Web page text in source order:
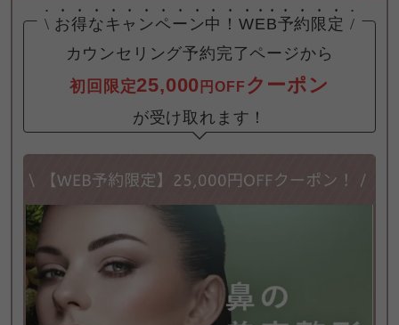
\ お得なキャンペーン中！WEB予約限定 /
初回限定25,000 円OFF クーポン
が受け取れます！